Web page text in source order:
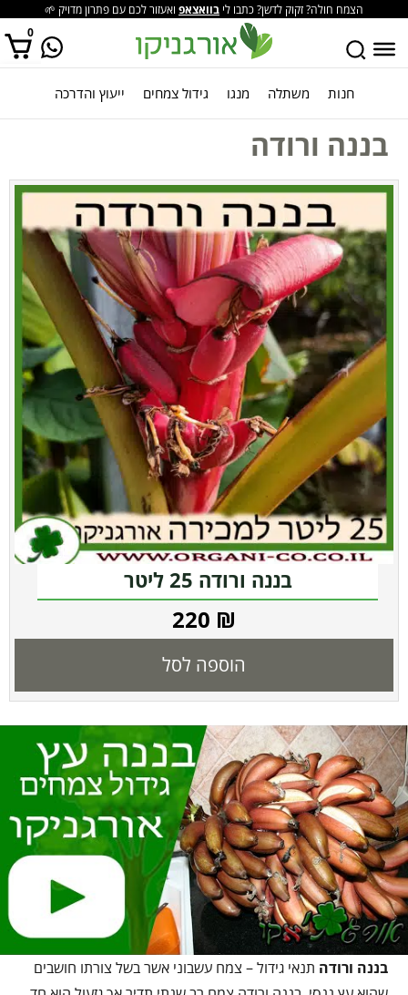
הצמח חולה? זקוק לדשן? כתבו לי בוואצאפ ואעזור לכם עם פתרון מדויק 🌱
0
אין מוצרים בסל הקניות. חנות משתלה מנגו גידול צמחים ייעוץ והדרכה
בננה ורודה
בננה ורודה 25 ליטר
220 ₪
הוספה לסל
בננה ורודה תנאי גידול – צמח עשבוני אשר בשל צורתו חושבים